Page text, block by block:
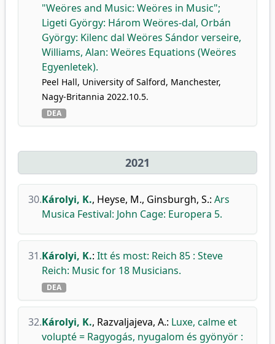
"Weöres and Music: Weöres in Music";
Ligeti György: Három Weöres-dal, Orbán
György: Kilenc dal Weöres Sándor verseire,
Williams, Alan: Weöres Equations (Weöres
Egyenletek).
Peel Hall, University of Salford, Manchester,
Nagy-Britannia 2022.10.5.
DEA
2021
30.Károlyi, K., Heyse, M., Ginsburgh, S.: Ars
Musica Festival: John Cage: Europera 5.
31.Károlyi, K.: Itt és most: Reich 85 : Steve
Reich: Music for 18 Musicians.
DEA
32.Károlyi, K., Razvaljajeva, A.: Luxe, calme et
volupté = Ragyogás, nyugalom és gyönyör :